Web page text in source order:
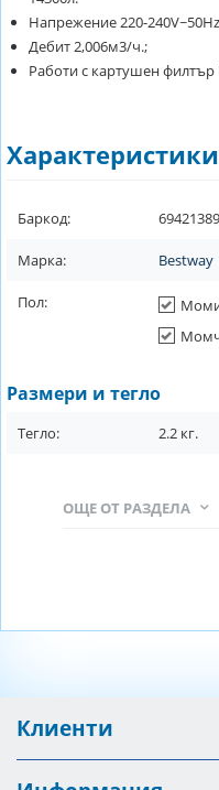
Напрежение 220-
Дебит 2,006м3/ч.;
Работи с картушен филтър
Характеристики
Баркод:
Марка: Bestway
Пол:
Размери и тегло
Тегло: 2.2 кг.
ОЩЕ ОТ РАЗДЕЛА
Клиенти